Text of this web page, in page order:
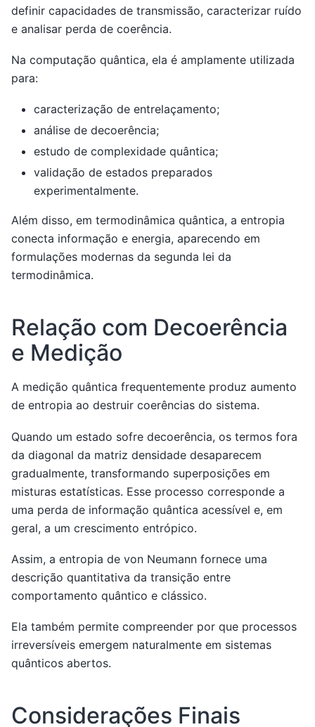
definir capacidades de transmissão, caracterizar ruído
e analisar perda de coerência.
Na computação quântica, ela é amplamente utilizada
para:
caracterização de entrelaçamento;
análise de decoerência;
estudo de complexidade quântica;
validação de estados preparados
experimentalmente.
Além disso, em termodinâmica quântica, a entropia
conecta informação e energia, aparecendo em
formulações modernas da segunda lei da
termodinâmica.
Relação com Decoerência
e Medição
A medição quântica frequentemente produz aumento
de entropia ao destruir coerências do sistema.
Quando um estado sofre decoerência, os termos fora
da diagonal da matriz densidade desaparecem
gradualmente, transformando superposições em
misturas estatísticas. Esse processo corresponde a
uma perda de informação quântica acessível e, em
geral, a um crescimento entrópico.
Assim, a entropia de von Neumann fornece uma
descrição quantitativa da transição entre
comportamento quântico e clássico.
Ela também permite compreender por que processos
irreversíveis emergem naturalmente em sistemas
quânticos abertos.
Considerações Finais